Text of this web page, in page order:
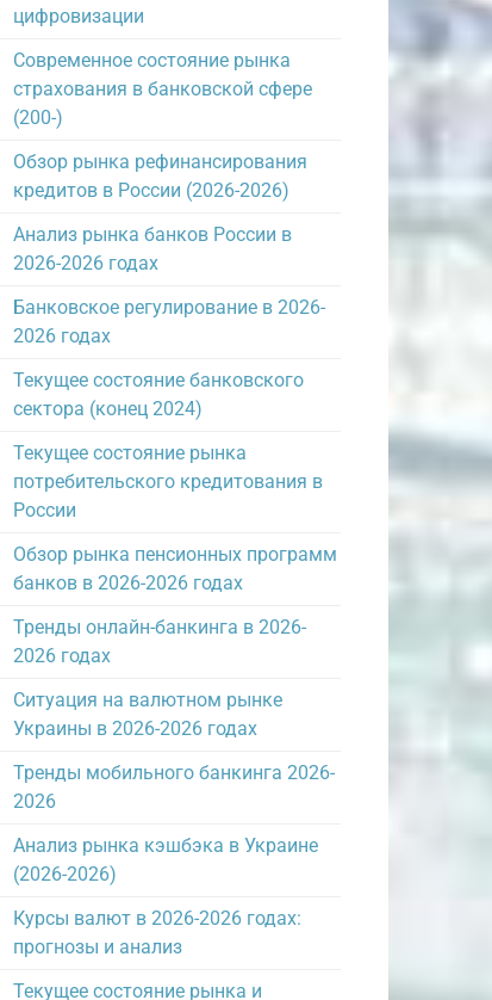
цифровизации
Современное состояние рынка
страхования в банковской сфере
(200-)
Обзор рынка рефинансирования
кредитов в России (2026-2026)
Анализ рынка банков России в
2026-2026 годах
Банковское регулирование в 2026-
2026 годах
Текущее состояние банковского
сектора (конец 2024)
Текущее состояние рынка
потребительского кредитования в
России
Обзор рынка пенсионных программ
банков в 2026-2026 годах
Тренды онлайн-банкинга в 2026-
2026 годах
Ситуация на валютном рынке
Украины в 2026-2026 годах
Тренды мобильного банкинга 2026-
2026
Анализ рынка кэшбэка в Украине
(2026-2026)
Курсы валют в 2026-2026 годах:
прогнозы и анализ
Текущее состояние рынка и